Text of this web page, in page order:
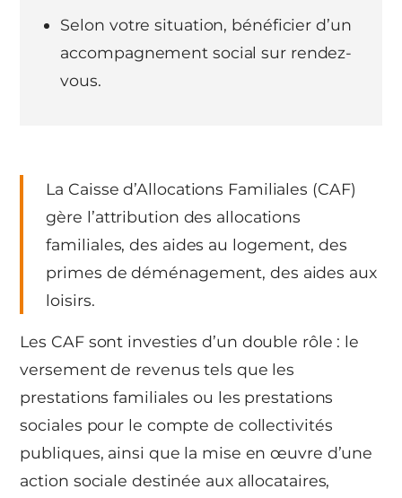
La Caisse d’Allocations Familiales (CAF)
gère l’attribution des allocations
familiales, des aides au logement, des
primes de déménagement, des aides aux
loisirs.
Les CAF sont investies d’un double rôle : le
versement de revenus tels que les
prestations familiales ou les prestations
sociales pour le compte de collectivités
publiques, ainsi que la mise en œuvre d’une
action sociale destinée aux allocataires,
Selon votre situation, bénéficier d’un
accompagnement social sur rendez-
vous.